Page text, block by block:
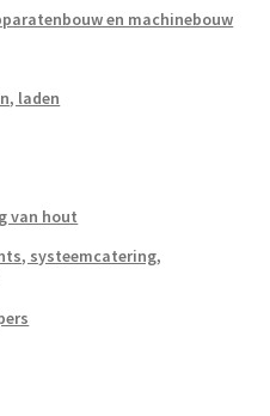
en machinebouw
laden
van hout
systeemcatering,